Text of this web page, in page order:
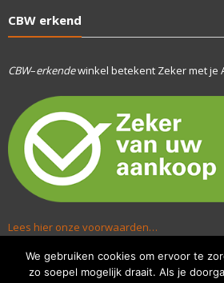
CBW erkend
CBW–erkendewinkel betekent Zeker met je
Lees hier onze voorwaarden…
We gebruiken cookies om ervoor te
zo soepel mogelijk draait. Als je